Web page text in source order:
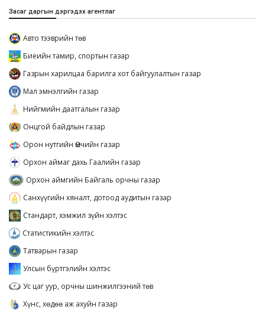
Засаг даргын дэргэдэх агентлаг
Авто тээврийн төв
Биеийн тамир, спортын газар
Газрын харилцаа барилга хот байгуулалтын газар
Мал эмнэлгийн газар
Нийгмийн даатгалын газар
Онцгой байдлын газар
Орон нутгийн Өмчийн газар
Орхон аймаг дахь Гаалийн газар
Орхон аймгийн Байгаль орчны газар
Санхүүгийн хяналт, дотоод аудитын газар
Стандарт, хэмжил зүйн хэлтэс
Статистикийн хэлтэс
Татварын газар
Улсын бүртгэлийн хэлтэс
Ус цаг уур, орчны шинжилгээний төв
Хүнс, хөдөө аж ахуйн газар